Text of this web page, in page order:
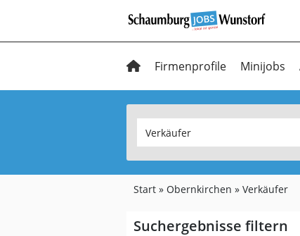
Firmenprofile Minijobs
Start Obernkirchen Verkäufer
Suchergebnisse filtern